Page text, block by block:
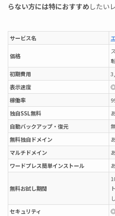
らない方には特におすすめ したい
サービス名
価格
初期費用
表示速度
稼働率
独自SSL無料
自動バックアップ・復元
無料独自ドメイン
マルチドメイン
ワードプレス簡単インストール
無料お試し期間
セキュリティ